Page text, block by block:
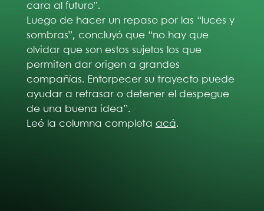
cara al futuro”.
Luego de hacer un repaso por las “luces y
sombras”, concluyó que “no hay que
olvidar que son estos sujetos los que
permiten dar origen a grandes
compañías. Entorpecer su trayecto puede
ayudar a retrasar o detener el despegue
de una buena idea”.
Leé la columna completa acá.